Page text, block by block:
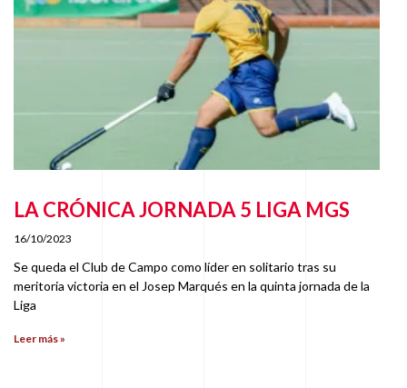
LA CRÓNICA JORNADA 5 LIGA MGS
16/10/2023
Se queda el Club de Campo como líder en solitario tras su
meritoria victoria en el Josep Marqués en la quinta jornada de la
Liga
Leer más »